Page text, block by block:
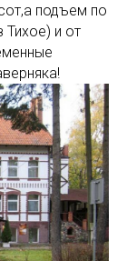
подъем по
Тихое) и от